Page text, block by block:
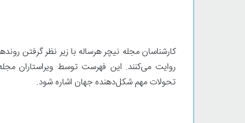
کارشناسان مجله نیچر هرساله با زیر نظر گرفتن
روایت می‌کنند. این فهرست توسط ویراستاران
تحولات مهم شکل‌دهنده جهان اشاره شود.